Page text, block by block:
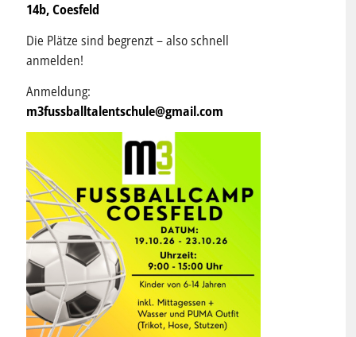
14b, Coesfeld
Die Plätze sind begrenzt – also schnell
anmelden!
Anmeldung:
m3fussballtalentschule@gmail.com